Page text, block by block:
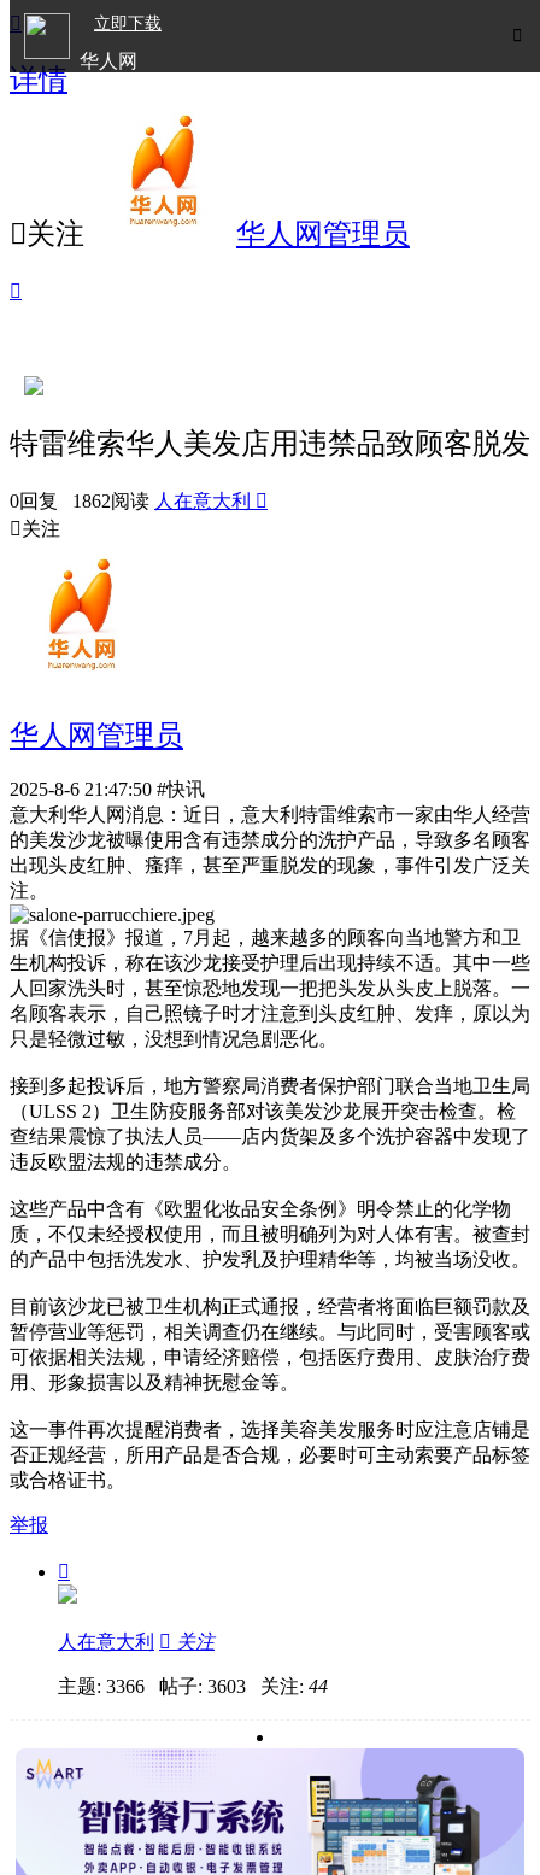

立即下载
华人网

详情
关注 华人网管理员

特雷维索华人美发店用违禁品致顾客脱发
0回复 1862阅读 人在意大利 
关注
华人网管理员
2025-8-6 21:47:50 #快讯
意大利华人网消息：近日，意大利特雷维索市一家由华人经营
的美发沙龙被曝使用含有违禁成分的洗护产品，导致多名顾客
出现头皮红肿、瘙痒，甚至严重脱发的现象，事件引发广泛关
注。
据《信使报》报道，7月起，越来越多的顾客向当地警方和卫
生机构投诉，称在该沙龙接受护理后出现持续不适。其中一些
人回家洗头时，甚至惊恐地发现一把把头发从头皮上脱落。一
名顾客表示，自己照镜子时才注意到头皮红肿、发痒，原以为
只是轻微过敏，没想到情况急剧恶化。
接到多起投诉后，地方警察局消费者保护部门联合当地卫生局
（ULSS 2）卫生防疫服务部对该美发沙龙展开突击检查。检
查结果震惊了执法人员——店内货架及多个洗护容器中发现了
违反欧盟法规的违禁成分。
这些产品中含有《欧盟化妆品安全条例》明令禁止的化学物
质，不仅未经授权使用，而且被明确列为对人体有害。被查封
的产品中包括洗发水、护发乳及护理精华等，均被当场没收。
目前该沙龙已被卫生机构正式通报，经营者将面临巨额罚款及
暂停营业等惩罚，相关调查仍在继续。与此同时，受害顾客或
可依据相关法规，申请经济赔偿，包括医疗费用、皮肤治疗费
用、形象损害以及精神抚慰金等。
这一事件再次提醒消费者，选择美容美发服务时应注意店铺是
否正规经营，所用产品是否合规，必要时可主动索要产品标签
或合格证书。
举报

人在意大利  关注
主题: 3366 帖子: 3603 关注: 44